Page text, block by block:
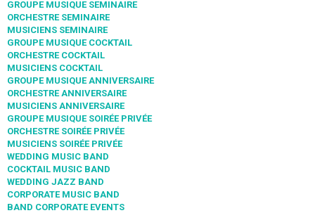
GROUPE MUSIQUE SEMINAIRE
ORCHESTRE SEMINAIRE
MUSICIENS SEMINAIRE
GROUPE MUSIQUE COCKTAIL
ORCHESTRE COCKTAIL
MUSICIENS COCKTAIL
GROUPE MUSIQUE ANNIVERSAIRE
ORCHESTRE ANNIVERSAIRE
MUSICIENS ANNIVERSAIRE
GROUPE MUSIQUE SOIRÉE PRIVÉE
ORCHESTRE SOIRÉE PRIVÉE
MUSICIENS SOIRÉE PRIVÉE
WEDDING MUSIC BAND
COCKTAIL MUSIC BAND
WEDDING JAZZ BAND
CORPORATE MUSIC BAND
BAND CORPORATE EVENTS